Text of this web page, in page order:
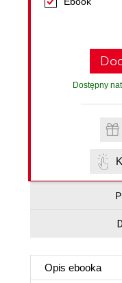
Dostępny
Opis ebooka